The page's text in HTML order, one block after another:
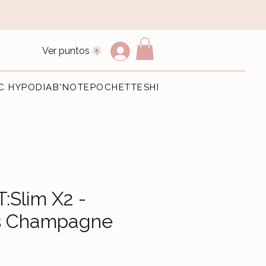
Ver puntos
HYPODIAB'NOTEPOCHETTESHEMERA BIJOUX
X2 -
Champagne